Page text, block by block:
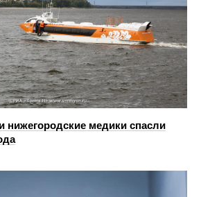
нижегородские медики спасли